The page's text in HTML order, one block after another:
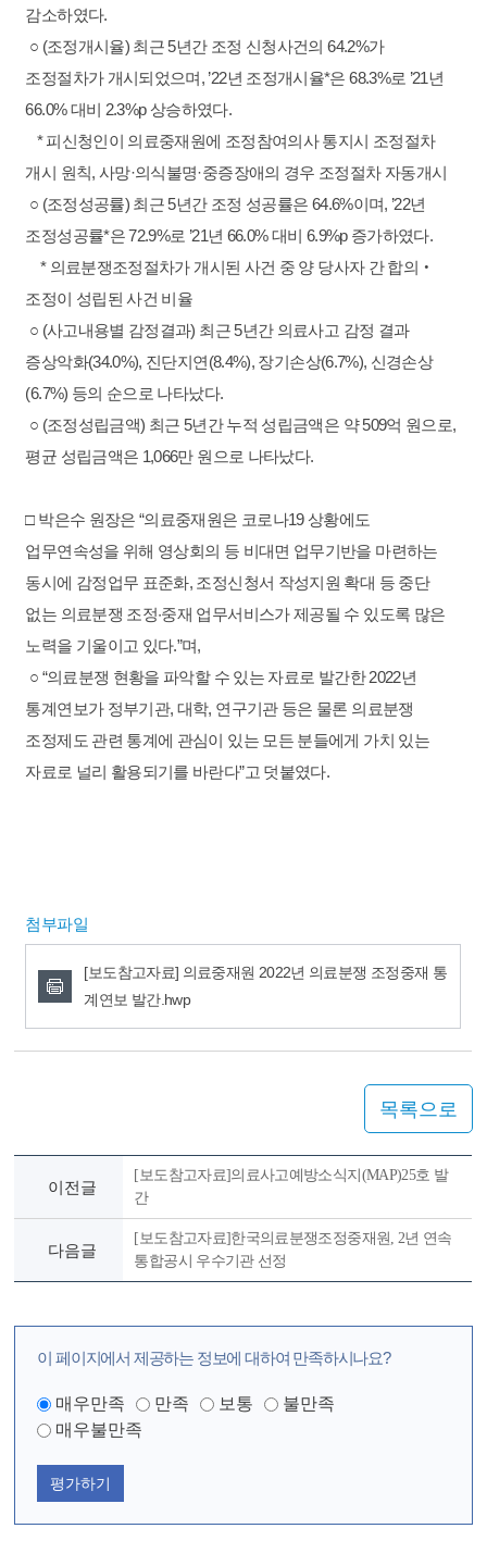
감소하였다.
○ (조정개시율) 최근 5년간 조정 신청사건의 64.2%가
조정절차가 개시되었으며, ’22년 조정개시율*은 68.3%로 ’21년
66.0% 대비 2.3%p 상승하였다.
* 피신청인이 의료중재원에 조정참여의사 통지시 조정절차
개시 원칙, 사망·의식불명·중증장애의 경우 조정절차 자동개시
○ (조정성공률) 최근 5년간 조정 성공률은 64.6%이며, ’22년
조정성공률*은 72.9%로 ’21년 66.0% 대비 6.9%p 증가하였다.
* 의료분쟁조정절차가 개시된 사건 중 양 당사자 간 합의‧
조정이 성립된 사건 비율
○ (사고내용별 감정결과) 최근 5년간 의료사고 감정 결과
증상악화(34.0%), 진단지연(8.4%), 장기손상(6.7%), 신경손상
(6.7%) 등의 순으로 나타났다.
○ (조정성립금액) 최근 5년간 누적 성립금액은 약 509억 원으로,
평균 성립금액은 1,066만 원으로 나타났다.
□ 박은수 원장은 “의료중재원은 코로나19 상황에도
업무연속성을 위해 영상회의 등 비대면 업무기반을 마련하는
동시에 감정업무 표준화, 조정신청서 작성지원 확대 등 중단
없는 의료분쟁 조정·중재 업무서비스가 제공될 수 있도록 많은
노력을 기울이고 있다.”며,
○ “의료분쟁 현황을 파악할 수 있는 자료로 발간한 2022년
통계연보가 정부기관, 대학, 연구기관 등은 물론 의료분쟁
조정제도 관련 통계에 관심이 있는 모든 분들에게 가치 있는
자료로 널리 활용되기를 바란다”고 덧붙였다.
첨부파일
[보도참고자료] 의료중재원 2022년 의료분쟁 조정중재 통
계연보 발간.hwp
목록으로
이전글
[보도참고자료]의료사고예방소식지(MAP)25호 발
간
다음글
[보도참고자료]한국의료분쟁조정중재원, 2년 연속
통합공시 우수기관 선정
이 페이지에서 제공하는 정보에 대하여 만족하시나요?
매우만족 만족 보통
불만족
매우불만족
평가하기